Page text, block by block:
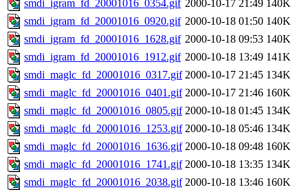
smdi_igram_fd_20001016_0354.gif 2000-10-17 21:49 140K
smdi_igram_fd_20001016_0920.gif 2000-10-18 01:50 140K
smdi_igram_fd_20001016_1628.gif 2000-10-18 09:53 140K
smdi_igram_fd_20001016_1912.gif 2000-10-18 13:49 141K
smdi_maglc_fd_20001016_0317.gif 2000-10-17 21:45 134K
smdi_maglc_fd_20001016_0401.gif 2000-10-17 21:46 160K
smdi_maglc_fd_20001016_0805.gif 2000-10-18 01:45 134K
smdi_maglc_fd_20001016_1253.gif 2000-10-18 05:46 134K
smdi_maglc_fd_20001016_1636.gif 2000-10-18 09:48 160K
smdi_maglc_fd_20001016_1741.gif 2000-10-18 13:35 134K
smdi_maglc_fd_20001016_2038.gif 2000-10-18 13:46 160K